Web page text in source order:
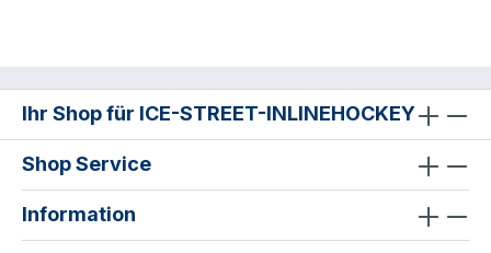
Ihr Shop für ICE-STREET-INLINEHOCKEY
Shop Service
Information